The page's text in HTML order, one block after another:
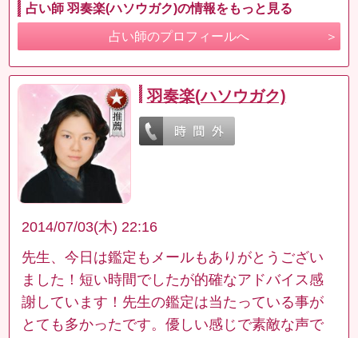
占い師 羽奏楽(ハソウガク)の情報をもっと見る
占い師のプロフィールへ
羽奏楽(ハソウガク)
2014/07/03(木) 22:16
先生、今日は鑑定もメールもありがとうござい
ました！短い時間でしたが的確なアドバイス感
謝しています！先生の鑑定は当たっている事が
とても多かったです。優しい感じで素敵な声で